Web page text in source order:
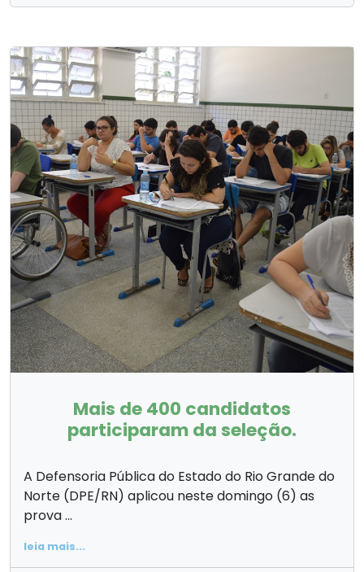
Mais de 400 candidatos
participaram da seleção.
A Defensoria Pública do Estado do Rio Grande do
Norte (DPE/RN) aplicou neste domingo (6) as
prova ...
leia mais...